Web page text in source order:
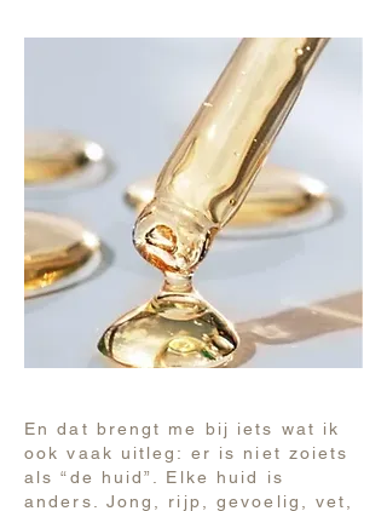
En dat brengt me bij iets wat ik
ook vaak uitleg: er is niet zoiets
als “de huid”. Elke huid is
anders. Jong, rijp, gevoelig, vet,